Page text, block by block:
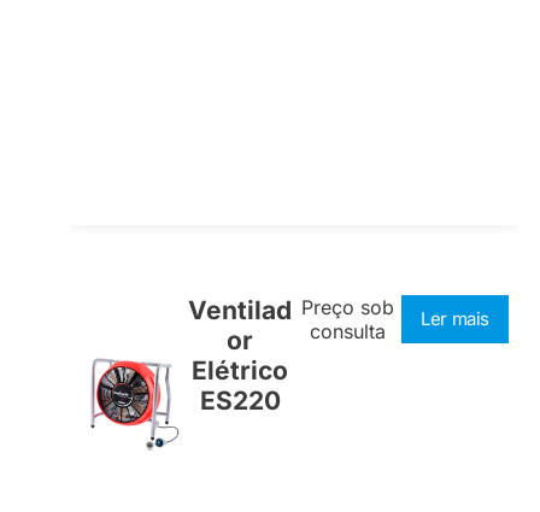
Ventilad
or
Elétrico
ES220
Preço sob
consulta
Ler mais